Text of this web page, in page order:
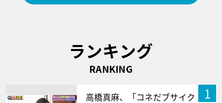
ランキング
RANKING
1
高橋真麻、「コネだブサイク